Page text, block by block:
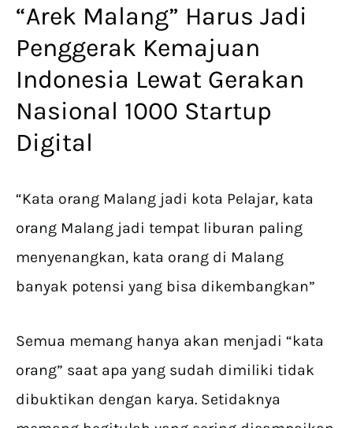
“Arek Malang” Harus Jadi
Penggerak Kemajuan
Indonesia Lewat Gerakan
Nasional 1000 Startup
Digital
“Kata orang Malang jadi kota Pelajar, kata
orang Malang jadi tempat liburan paling
menyenangkan, kata orang di Malang
banyak potensi yang bisa dikembangkan”
Semua memang hanya akan menjadi “kata
orang” saat apa yang sudah dimiliki tidak
dibuktikan dengan karya. Setidaknya